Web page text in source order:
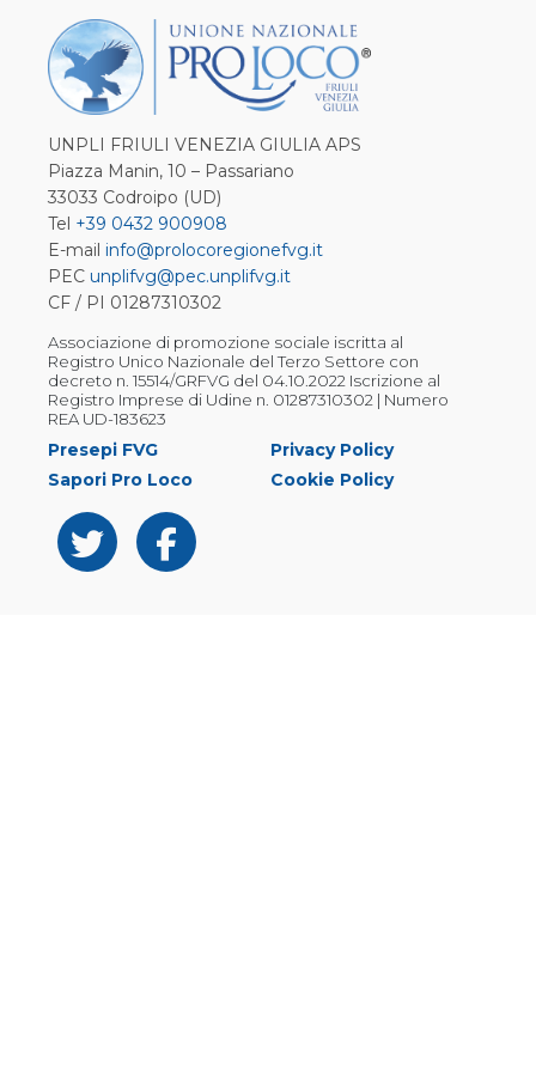
UNPLI FRIULI VENEZIA GIULIA APS
Piazza Manin, 10 – Passariano
33033 Codroipo (UD)
Tel +39 0432 900908
E-mail info@prolocoregionefvg.it
PEC unplifvg@pec.unplifvg.it
CF / PI 01287310302
Associazione di promozione sociale iscritta al
Registro Unico Nazionale del Terzo Settore con
decreto n. 15514/GRFVG del 04.10.2022 Iscrizione al
Registro Imprese di Udine n. 01287310302 | Numero
REA UD-183623
Presepi FVG
Sapori Pro Loco
Privacy Policy
Cookie Policy